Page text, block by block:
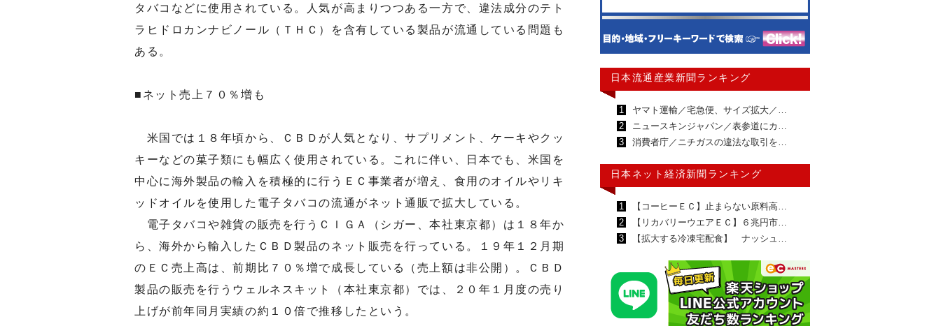
タバコなどに使用されている。人気が高まりつつある一方で、違法成分のテト
ラヒドロカンナビノール（ＴＨＣ）を含有している製品が流通している問題も
ある。
■ネット売上７０％増も
米国では１８年頃から、ＣＢＤが人気となり、サプリメント、ケーキやクッ
キーなどの菓子類にも幅広く使用されている。これに伴い、日本でも、米国を
中心に海外製品の輸入を積極的に行うＥＣ事業者が増え、食用のオイルやリキ
ッドオイルを使用した電子タバコの流通がネット通販で拡大している。
電子タバコや雑貨の販売を行うＣＩＧＡ（シガー、本社東京都）は１８年か
ら、海外から輸入したＣＢＤ製品のネット販売を行っている。１９年１２月期
のＥＣ売上高は、前期比７０％増で成長している（売上額は非公開）。ＣＢＤ
製品の販売を行うウェルネスキット（本社東京都）では、２０年１月度の売り
上げが前年同月実績の約１０倍で推移したという。
日本流通産業新聞ランキング
1
ヤマト運輸／宅急便、サイズ拡大／…
2
ニュースキンジャパン／表参道にカ…
3
消費者庁／ニチガスの違法な取引を…
日本ネット経済新聞ランキング
1
【コーヒーＥＣ】止まらない原料高…
2
【リカバリーウエアＥＣ】６兆円市…
3
【拡大する冷凍宅配食】 ナッシュ…